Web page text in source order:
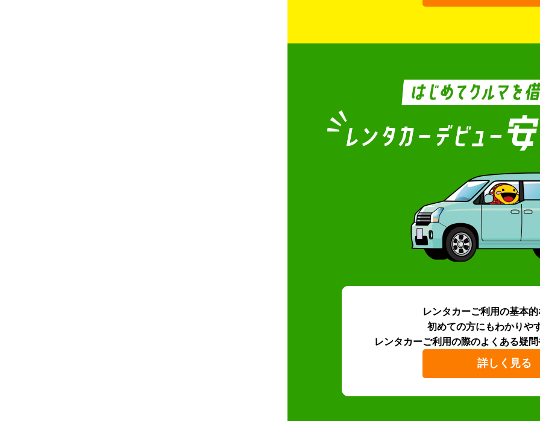
レンタカーご利用の基本
初めての方にもわかりや
レンタカーご利用の際のよくある疑問
詳しく見る